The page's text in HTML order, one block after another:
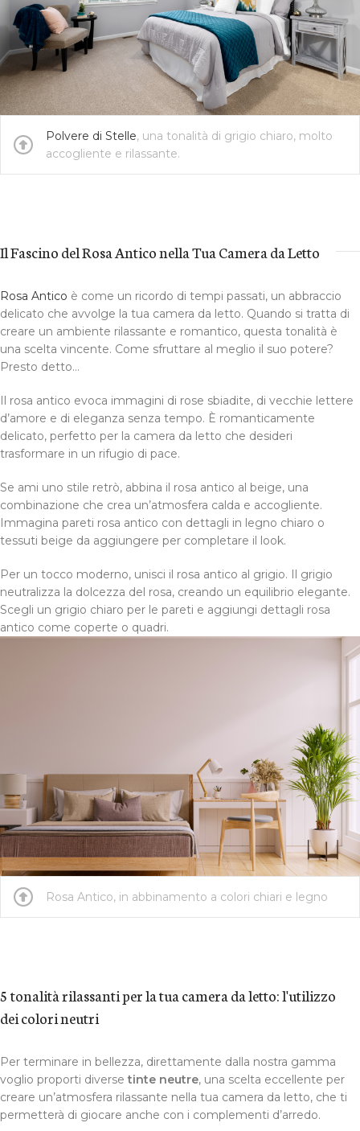
Polvere di Stelle, una tonalità di grigio chiaro, molto
accogliente e rilassante.
Il Fascino del Rosa Antico nella Tua Camera da Letto
Rosa Antico è come un ricordo di tempi passati, un abbraccio
delicato che avvolge la tua camera da letto. Quando si tratta di
creare un ambiente rilassante e romantico, questa tonalità è
una scelta vincente. Come sfruttare al meglio il suo potere?
Presto detto…
Il rosa antico evoca immagini di rose sbiadite, di vecchie lettere
d’amore e di eleganza senza tempo. È romanticamente
delicato, perfetto per la camera da letto che desideri
trasformare in un rifugio di pace.
Se ami uno stile retrò, abbina il rosa antico al beige, una
combinazione che crea un’atmosfera calda e accogliente.
Immagina pareti rosa antico con dettagli in legno chiaro o
tessuti beige da aggiungere per completare il look.
Per un tocco moderno, unisci il rosa antico al grigio. Il grigio
neutralizza la dolcezza del rosa, creando un equilibrio elegante.
Scegli un grigio chiaro per le pareti e aggiungi dettagli rosa
antico come coperte o quadri.
Rosa Antico, in abbinamento a colori chiari e legno
5 tonalità rilassanti per la tua camera da letto: l'utilizzo
dei colori neutri
Per terminare in bellezza, direttamente dalla nostra gamma
voglio proporti diversetinte neutre, una scelta eccellente per
creare un’atmosfera rilassante nella tua camera da letto, che ti
permetterà di giocare anche con i complementi d’arredo.